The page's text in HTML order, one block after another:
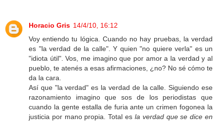
Horacio Gris 14/4/10, 16:12
Voy entiendo tu lógica. Cuando no hay pruebas, la verdad
es "la verdad de la calle". Y quien "no quiere verla" es un
"idiota útil". Vos, me imagino que por amor a la verdad y al
pueblo, te atenés a esas afirmaciones, ¿no? No sé cómo te
da la cara.
Así que "la verdad" es la verdad de la calle. Siguiendo ese
razonamiento imagino que sos de los periodistas que
cuando la gente estalla de furia ante un crimen fogonea la
justicia por mano propia. Total es la verdad que se dice en